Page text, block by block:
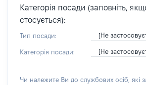
Категорія посади (заповніть,
стосується):
Тип посади: [Не
Категорія посади: [Не
Чи належите Ви до службових осіб, які